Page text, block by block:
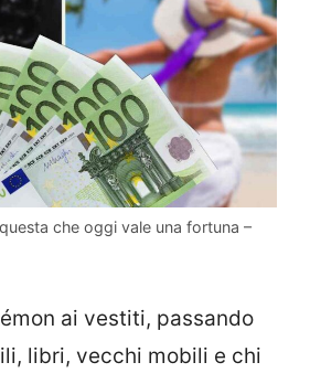
che oggi vale una fortuna –
ai vestiti, passando
libri, vecchi mobili e chi